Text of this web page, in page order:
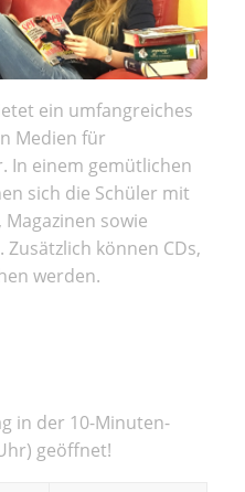
ein umfangreiches
Medien für
In einem gemütlichen
sich die Schüler mit
sowie
können CDs,
werden.
in der 10-Minuten-
geöffnet!